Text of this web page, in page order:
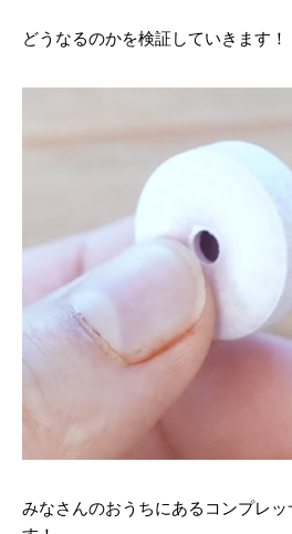
どうなるのかを検証していきます！
みなさんのおうちにあるコンプレ